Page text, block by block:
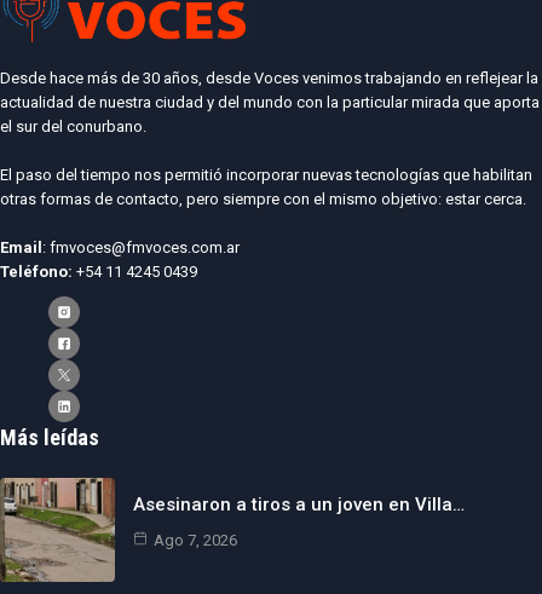
Desde hace más de 30 años, desde Voces venimos trabajando en reflejear la
actualidad de nuestra ciudad y del mundo con la particular mirada que aporta
el sur del conurbano.
El paso del tiempo nos permitió incorporar nuevas tecnologías que habilitan
otras formas de contacto, pero siempre con el mismo objetivo: estar cerca.
Email : fmvoces@fmvoces.com.ar
Teléfono: +54 11 4245 0439
Más leídas
Asesinaron a tiros a un joven en Villa…
Ago 7, 2026